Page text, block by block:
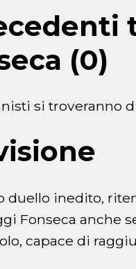
(0)
si troveranno
duello inedito,
Fonseca anche
capace di